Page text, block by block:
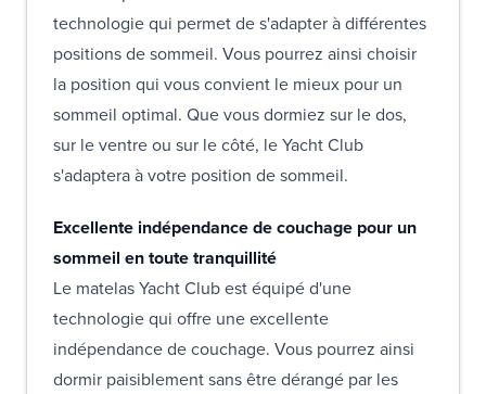
technologie qui permet de s'adapter à différentes
positions de sommeil. Vous pourrez ainsi choisir
la position qui vous convient le mieux pour un
sommeil optimal. Que vous dormiez sur le dos,
sur le ventre ou sur le côté, le Yacht Club
s'adaptera à votre position de sommeil.
Excellente indépendance de couchage pour un
sommeil en toute tranquillité
Le matelas Yacht Club est équipé d'une
technologie qui offre une excellente
indépendance de couchage. Vous pourrez ainsi
dormir paisiblement sans être dérangé par les